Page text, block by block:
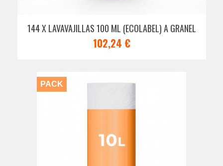
144 X LAVAVAJILLAS 100 ML (ECOLABEL) A GRANEL
102,24 €
PACK